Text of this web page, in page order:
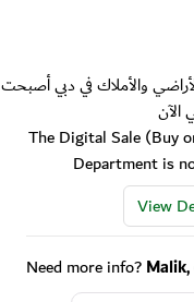
والأملاك في دبي أصبحت
الآن
The Digital Sale (Buy
Department is
View
Need more info?